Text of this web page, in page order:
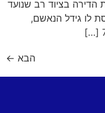
בציוד רב שנועד
לו גידל הנאשם,
הבא ←